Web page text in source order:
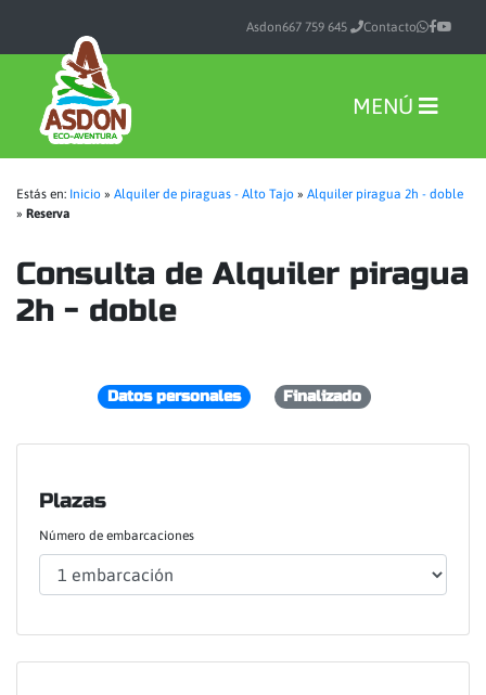
Asdon667 759 645 Contacto
MENÚ
Estás en: Inicio » Alquiler de piraguas - Alto Tajo » Alquiler piragua 2h - doble
» Reserva
Consulta de Alquiler piragua
2h - doble
Datos personales Finalizado
Plazas
Número de embarcaciones